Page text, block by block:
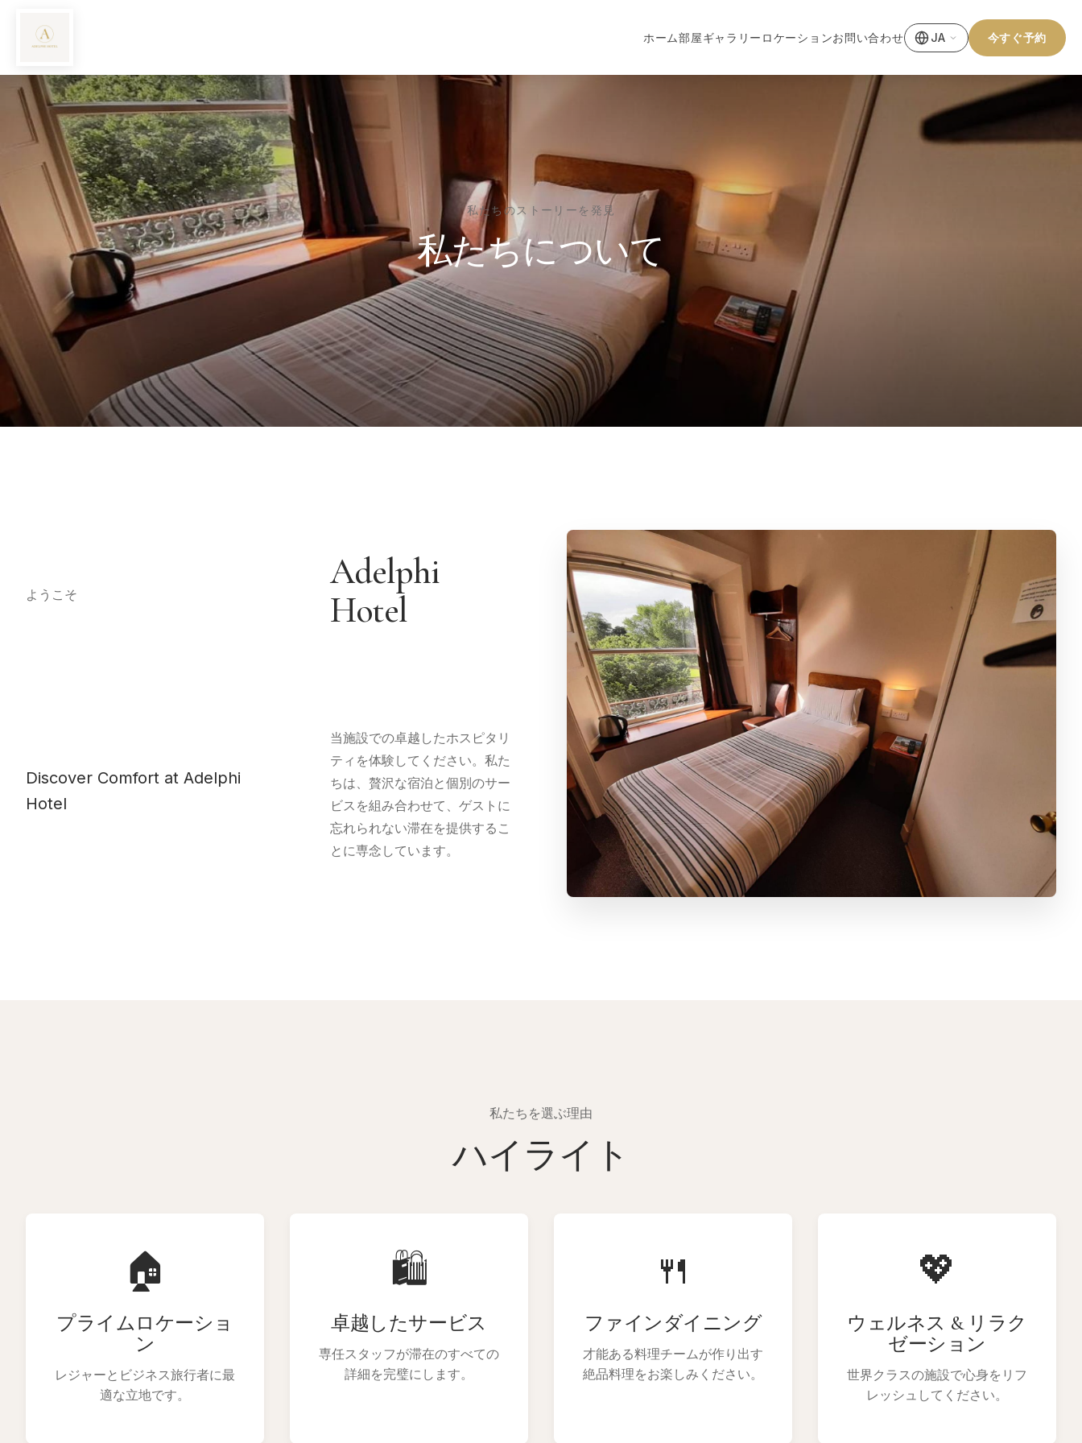
ホーム部屋ギャラリー ロケーションお問い合わせ JA 今すぐ予約
私たちのストーリーを発見
私たちについて
ようこそ
Adelphi
Hotel
Discover Comfort at Adelphi
Hotel
当施設での卓越したホスピタリ
ティを体験してください。私た
ちは、贅沢な宿泊と個別のサー
ビスを組み合わせて、ゲストに
忘れられない滞在を提供するこ
とに専念しています。
私たちを選ぶ理由
ハイライト
🏠
プライムロケーショ
ン
レジャーとビジネス旅行者に最
適な立地です。
🛍
卓越したサービス
専任スタッフが滞在のすべての
詳細を完璧にします。
🍴
ファインダイニング
才能ある料理チームが作り出す
絶品料理をお楽しみください。
💖
ウェルネス & リラク
ゼーション
世界クラスの施設で心身をリフ
レッシュしてください。